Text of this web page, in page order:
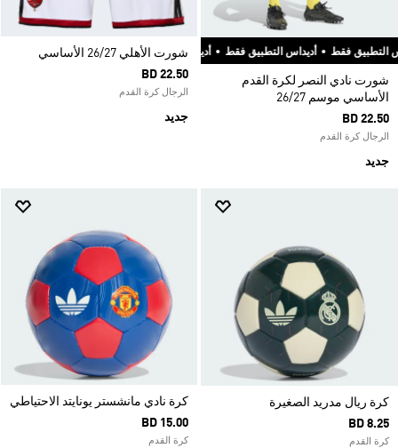
أديداس التطبيق فقط • أديداس التطبيق فقط • فقط
شورت نادي النصر لكرة القدم
الأساسي موسم 26/27
BD 22.50
الرجال كرة القدم
جديد
شورت الأهلي 26/27 الأساسي
BD 22.50
الرجال كرة القدم
جديد
كرة ريال مدريد الصغيرة
BD 8.25
كرة القدم
كرة نادي مانشستر يونايتد الاحتياطي
BD 15.00
كرة القدم